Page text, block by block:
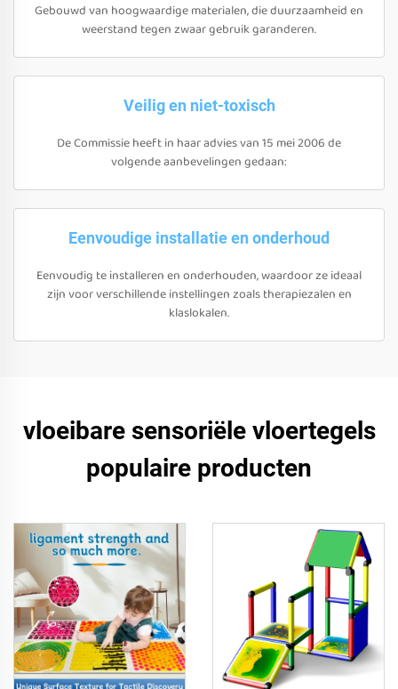
Gebouwd van hoogwaardige materialen, die duurzaamheid en
weerstand tegen zwaar gebruik garanderen.
Veilig en niet-toxisch
De Commissie heeft in haar advies van 15 mei 2006 de
volgende aanbevelingen gedaan:
Eenvoudige installatie en onderhoud
Eenvoudig te installeren en onderhouden, waardoor ze ideaal
zijn voor verschillende instellingen zoals therapiezalen en
klaslokalen.
vloeibare sensoriële vloertegels
populaire producten